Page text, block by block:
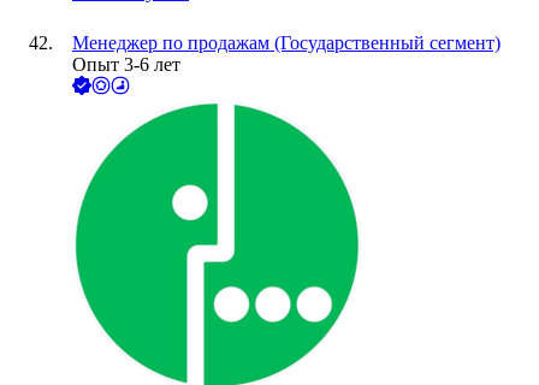
Менеджер по продажам (Государственный сегмент)
Опыт 3-6 лет